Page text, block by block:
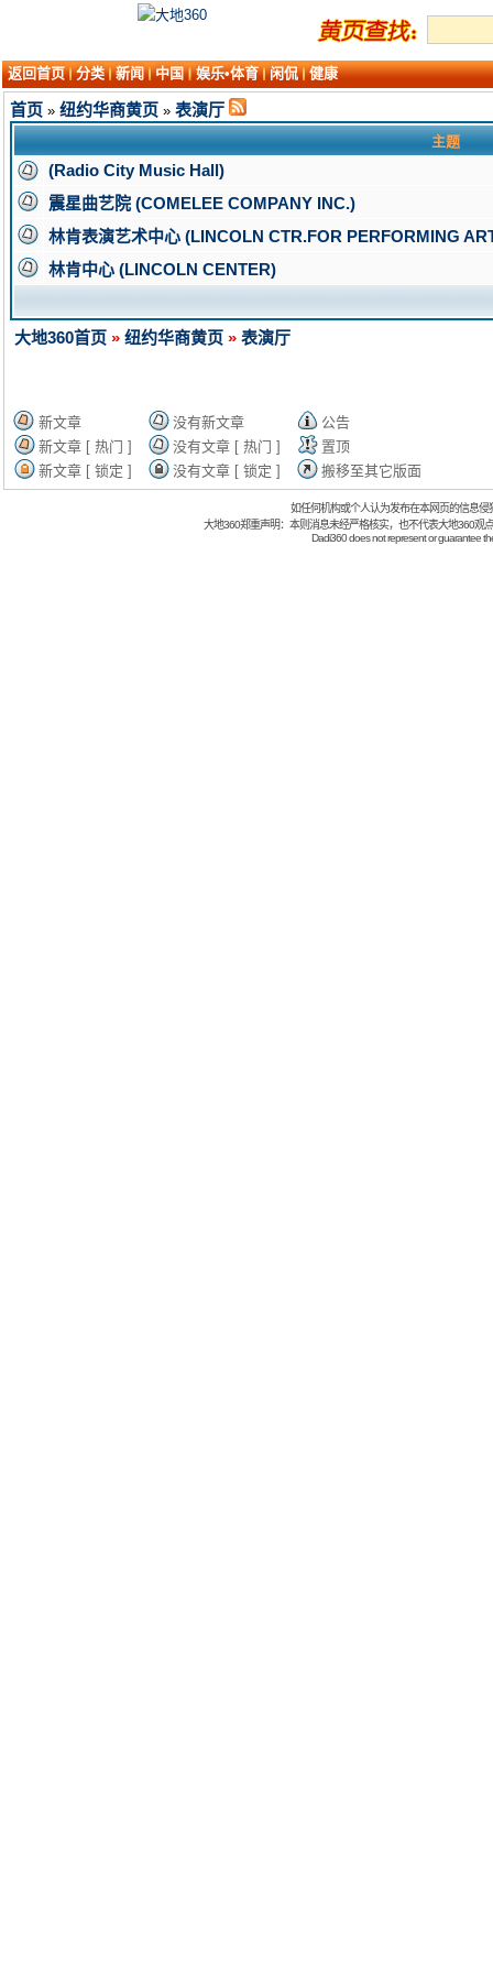
返回首页 分类 新闻 中国 娱乐•体育 闲侃 健康
首页 » 纽约华商黄页 » 表演厅
主题
(Radio City Music Hall)
震星曲艺院 (COMELEE COMPANY INC.)
林肯表演艺术中心 (LINCOLN CTR.FOR PERFORMING
林肯中心 (LINCOLN CENTER)
大地360首页 » 纽约华商黄页 » 表演厅
新文章 没有新文章
公告
新文章 [ 热门 ]
没有文章 [ 热门 ]
置顶
新文章 [ 锁定 ]
没有文章 [ 锁定 ] 搬移至其它版面
如任何机构或个人认为发布在本网页的信息
大地360郑重声明：本则消息未经严格核实，也不代表大地360观
Dadi360 does not represent or guarantee